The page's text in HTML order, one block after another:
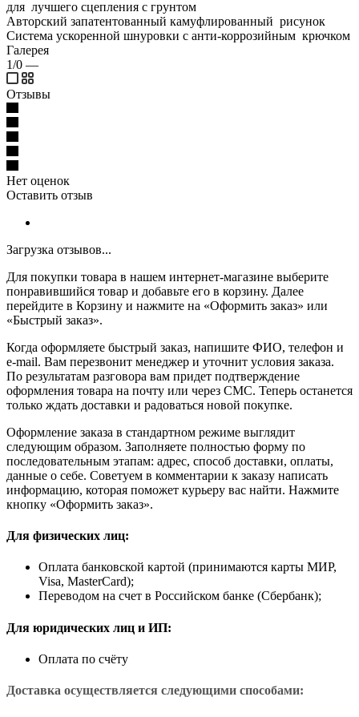
для лучшего сцепления с грунтом
Авторский запатентованный камуфлированный рисунок
Система ускоренной шнуровки с анти-коррозийным крючком
Галерея
1/0 —
Отзывы
Нет оценок
Оставить отзыв
Загрузка отзывов...
Для покупки товара в нашем интернет-магазине выберите
понравившийся товар и добавьте его в корзину. Далее
перейдите в Корзину и нажмите на «Оформить заказ» или
«Быстрый заказ».
Когда оформляете быстрый заказ, напишите ФИО, телефон и
e-mail. Вам перезвонит менеджер и уточнит условия заказа.
По результатам разговора вам придет подтверждение
оформления товара на почту или через СМС. Теперь останется
только ждать доставки и радоваться новой покупке.
Оформление заказа в стандартном режиме выглядит
следующим образом. Заполняете полностью форму по
последовательным этапам: адрес, способ доставки, оплаты,
данные о себе. Советуем в комментарии к заказу написать
информацию, которая поможет курьеру вас найти. Нажмите
кнопку «Оформить заказ».
Для физических лиц:
Оплата банковской картой (принимаются карты МИР,
Visa, MasterCard);
Переводом на счет в Российском банке (Сбербанк);
Для юридических лиц и ИП:
Оплата по счёту
Доставка осуществляется следующими способами: